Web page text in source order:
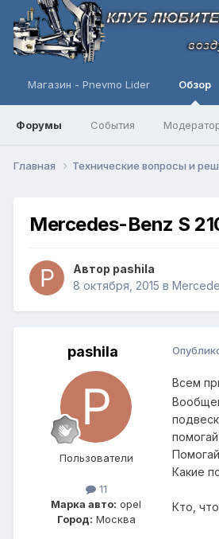
Магазин - Pnevmo Lider Обзор
Форумы События
Главная Технические вопросы и
Mercedes-Benz S
Автор pashila
8 октября, 2015 в
pashila
Пользователи
11
Марка авто: opel
Город: Москва
Всем
Какие
Кто,